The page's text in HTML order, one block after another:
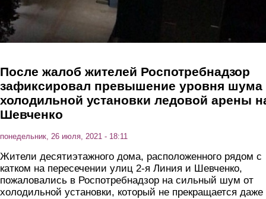
После жалоб жителей Роспотребнадзор
зафиксировал превышение уровня шума
холодильной установки ледовой арены
Шевченко
понедельник, 26 июля, 2021 - 18:11
Жители десятиэтажного дома, расположенного рядом с
катком на пересечении улиц 2-я Линия и Шевченко,
пожаловались в Роспотребнадзор на сильный шум от
холодильной установки, который не прекращается даже